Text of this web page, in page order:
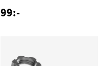
99:-